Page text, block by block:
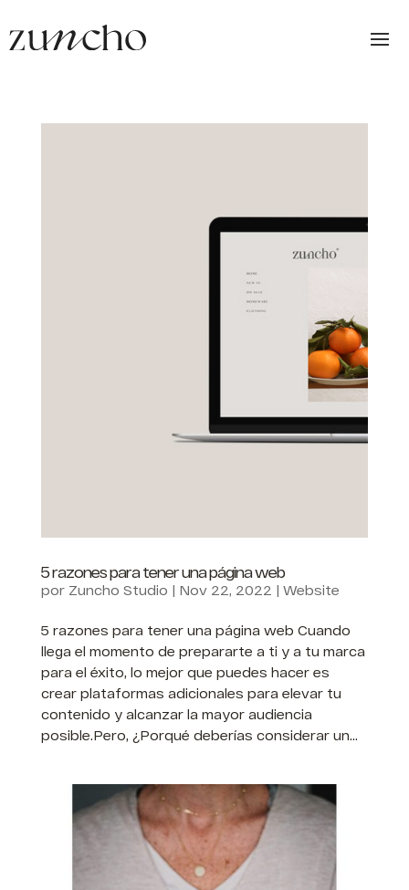
5 razones para tener una página web
por Zuncho Studio | Nov 22, 2022 | Website
5 razones para tener una página web Cuando
llega el momento de prepararte a ti y a tu marca
para el éxito, lo mejor que puedes hacer es
crear plataformas adicionales para elevar tu
contenido y alcanzar la mayor audiencia
posible.Pero, ¿Porqué deberías considerar un...